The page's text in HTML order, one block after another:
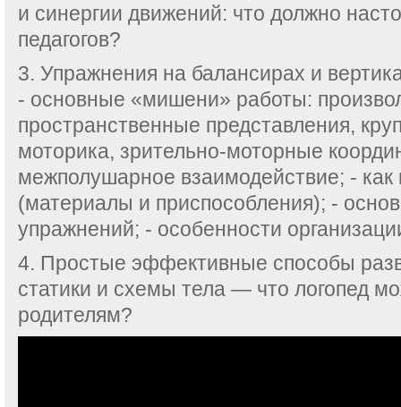
и синергии движений: что должно
педагогов?
3. Упражнения на балансирах и
- основные «мишени» работы:
пространственные представления,
моторика, зрительно-моторные
межполушарное взаимодействие; - как
(материалы и приспособления); -
упражнений; - особенности
4. Простые эффективные способы
статики и схемы тела — что логопед
родителям?